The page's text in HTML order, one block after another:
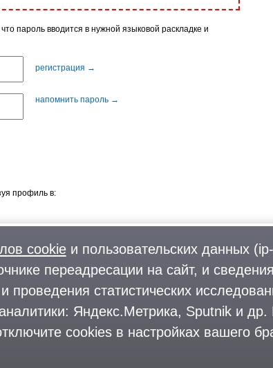
пароль вводится в нужной языковой раскладке и
регистрация →
напомнить пароль →
профиль в:
Фото
Форум
Блоги
Комментарии
О городском округе
Поиск и
Предприятия и
cookieи пользовательских данных
переадресации на сайт, и
проведения статистических
Яндекс.Метрика, Sputnik и
cookies в настройках вашего